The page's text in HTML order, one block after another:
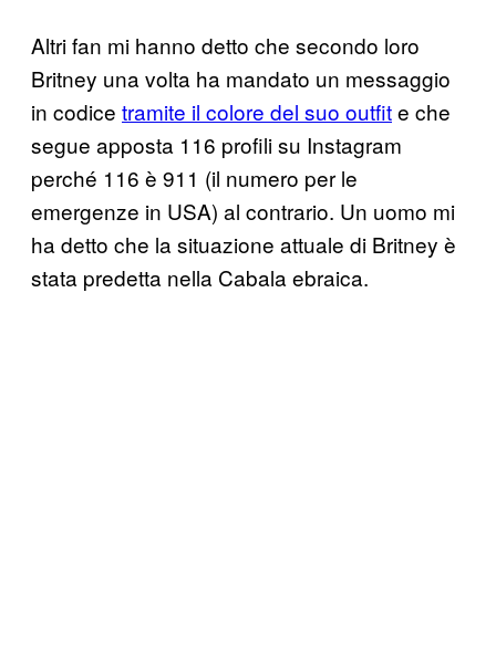
Altri fan mi hanno detto che secondo loro
Britney una volta ha mandato un messaggio
in codice tramite il colore del suo outfite che
segue apposta 116 profili su Instagram
perché 116 è 911 (il numero per le
emergenze in USA) al contrario. Un uomo mi
ha detto che la situazione attuale di Britney è
stata predetta nella Cabala ebraica.